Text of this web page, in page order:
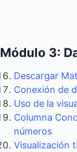
Módulo 3:
Descargar
Conexión de
Uso de la
Columna
números
Visualización